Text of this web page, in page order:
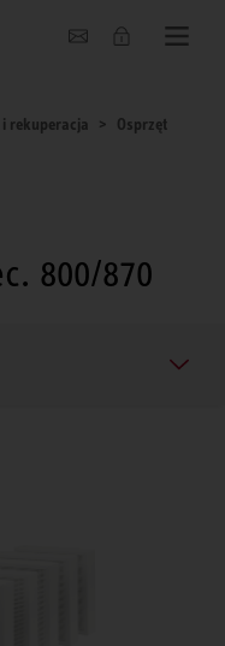
rekuperacja
Osprzęt
800/870